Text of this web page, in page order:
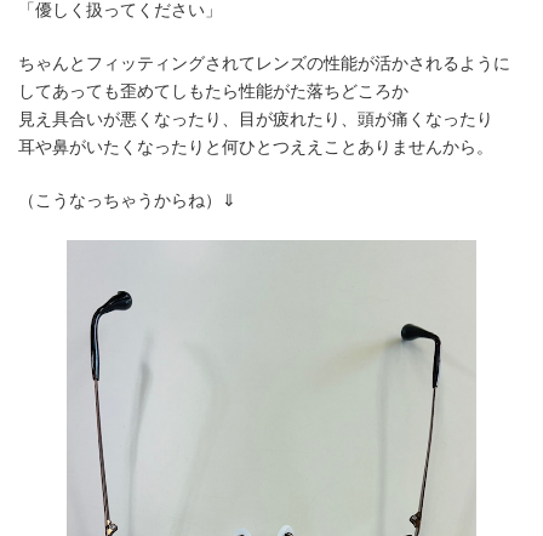
「優しく扱ってください」
ちゃんとフィッティングされてレンズの性能が活かされるように
してあっても歪めてしもたら性能がた落ちどころか
見え具合いが悪くなったり、目が疲れたり、頭が痛くなったり
耳や鼻がいたくなったりと何ひとつええことありませんから。
（こうなっちゃうからね）⇓